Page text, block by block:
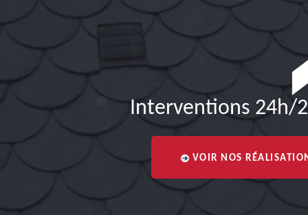
Interventions 24h/
VOIR NOS